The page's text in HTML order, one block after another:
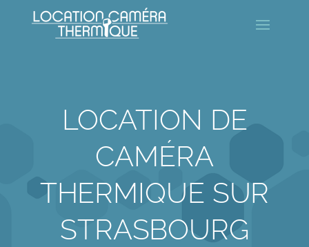
LOCATION DE
CAMÉRA
THERMIQUE SUR
STRASBOURG